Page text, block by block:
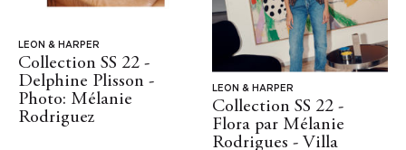
LEON & HARPER
Collection SS 22 -
Delphine Plisson -
Photo: Mélanie
Rodriguez
LEON & HARPER
Collection SS 22 -
Flora par Mélanie
Rodrigues - Villa